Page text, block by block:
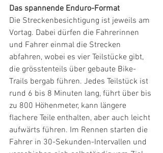
Das spannende Enduro-Format
Die Streckenbesichtigung ist jeweils am
Vortag. Dabei dürfen die Fahrerinnen
und Fahrer einmal die Strecken
abfahren, wobei es vier Teilstücke gibt,
die grösstenteils über gebaute Bike-
Trails bergab führen. Jedes Teilstück ist
rund 6 bis 8 Minuten lang, führt über bis
zu 800 Höhenmeter, kann längere
flachere Teile enthalten, aber auch leicht
aufwärts führen. Im Rennen starten die
Fahrer in 30-Sekunden-Intervallen und